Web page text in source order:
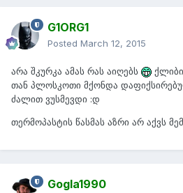
G1ORG1
Posted March 12, 2015
არა შკურკა ამას რას აიღებს
თან პლოსკოთი მქონდა
ძალით ვუსმევდი :დ
თერმოპასტის წასმას აზრი არ აქვს
Gogla1990